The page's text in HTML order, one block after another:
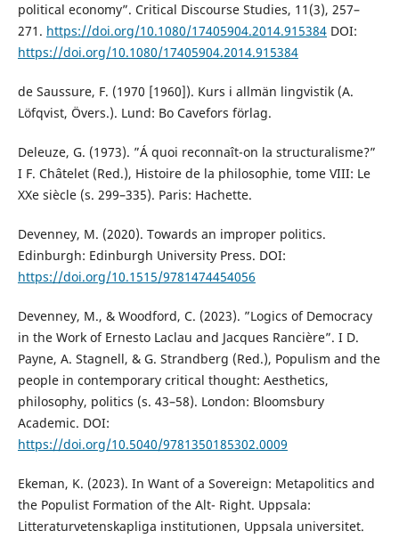
political economy”. Critical Discourse Studies, 11(3), 257–
271. https://doi.org/10.1080/17405904.2014.915384DOI:
https://doi.org/10.1080/17405904.2014.915384
de Saussure, F. (1970 [1960]). Kurs i allmän lingvistik (A.
Löfqvist, Övers.). Lund: Bo Cavefors förlag.
Deleuze, G. (1973). ”Á quoi reconnaît-on la structuralisme?”
I F. Châtelet (Red.), Histoire de la philosophie, tome VIII: Le
XXe siècle (s. 299–335). Paris: Hachette.
Devenney, M. (2020). Towards an improper politics.
Edinburgh: Edinburgh University Press. DOI:
https://doi.org/10.1515/9781474454056
Devenney, M., & Woodford, C. (2023). ”Logics of Democracy
in the Work of Ernesto Laclau and Jacques Rancière”. I D.
Payne, A. Stagnell, & G. Strandberg (Red.), Populism and the
people in contemporary critical thought: Aesthetics,
philosophy, politics (s. 43–58). London: Bloomsbury
Academic. DOI:
https://doi.org/10.5040/9781350185302.0009
Ekeman, K. (2023). In Want of a Sovereign: Metapolitics and
the Populist Formation of the Alt- Right. Uppsala:
Litteraturvetenskapliga institutionen, Uppsala universitet.